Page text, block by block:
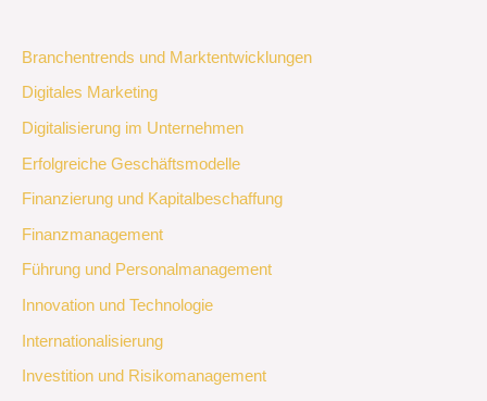
Branchentrends und Marktentwicklungen
Digitales Marketing
Digitalisierung im Unternehmen
Erfolgreiche Geschäftsmodelle
Finanzierung und Kapitalbeschaffung
Finanzmanagement
Führung und Personalmanagement
Innovation und Technologie
Internationalisierung
Investition und Risikomanagement